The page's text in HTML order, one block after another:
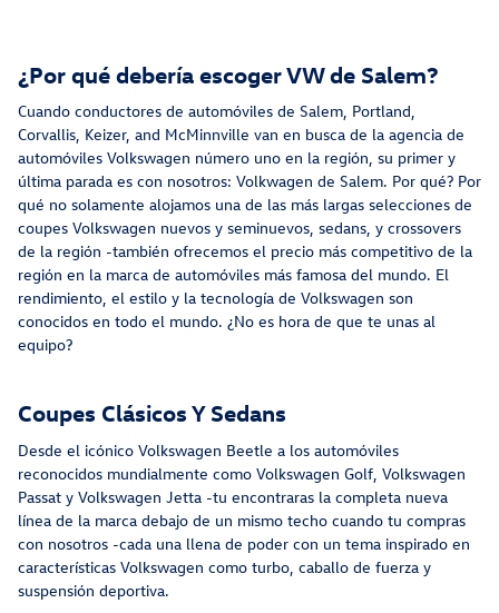
¿Por qué debería escoger VW de Salem?
Cuando conductores de automóviles de Salem, Portland,
Corvallis, Keizer, and McMinnville van en busca de la agencia de
automóviles Volkswagen número uno en la región, su primer y
última parada es con nosotros: Volkwagen de Salem. Por qué? Por
qué no solamente alojamos una de las más largas selecciones de
coupes Volkswagen nuevos y seminuevos, sedans, y crossovers
de la región -también ofrecemos el precio más competitivo de la
región en la marca de automóviles más famosa del mundo. El
rendimiento, el estilo y la tecnología de Volkswagen son
conocidos en todo el mundo. ¿No es hora de que te unas al
equipo?
Coupes Clásicos Y Sedans
Desde el icónico Volkswagen Beetle a los automóviles
reconocidos mundialmente como Volkswagen Golf, Volkswagen
Passat y Volkswagen Jetta -tu encontraras la completa nueva
línea de la marca debajo de un mismo techo cuando tu compras
con nosotros -cada una llena de poder con un tema inspirado en
características Volkswagen como turbo, caballo de fuerza y
suspensión deportiva.